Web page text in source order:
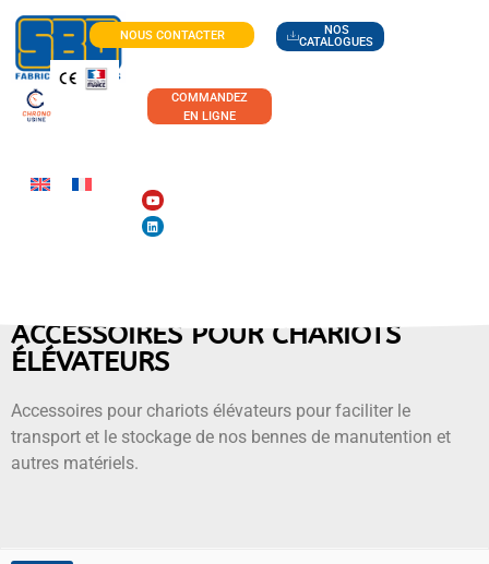
NOUS CONTACTER
NOS
CATALOGUES
COMMANDEZ
EN LIGNE
ACCESSOIRES POUR CHARIOTS
ÉLÉVATEURS
Accessoires pour chariots élévateurs pour faciliter le
transport et le stockage de nos bennes de manutention et
autres matériels.